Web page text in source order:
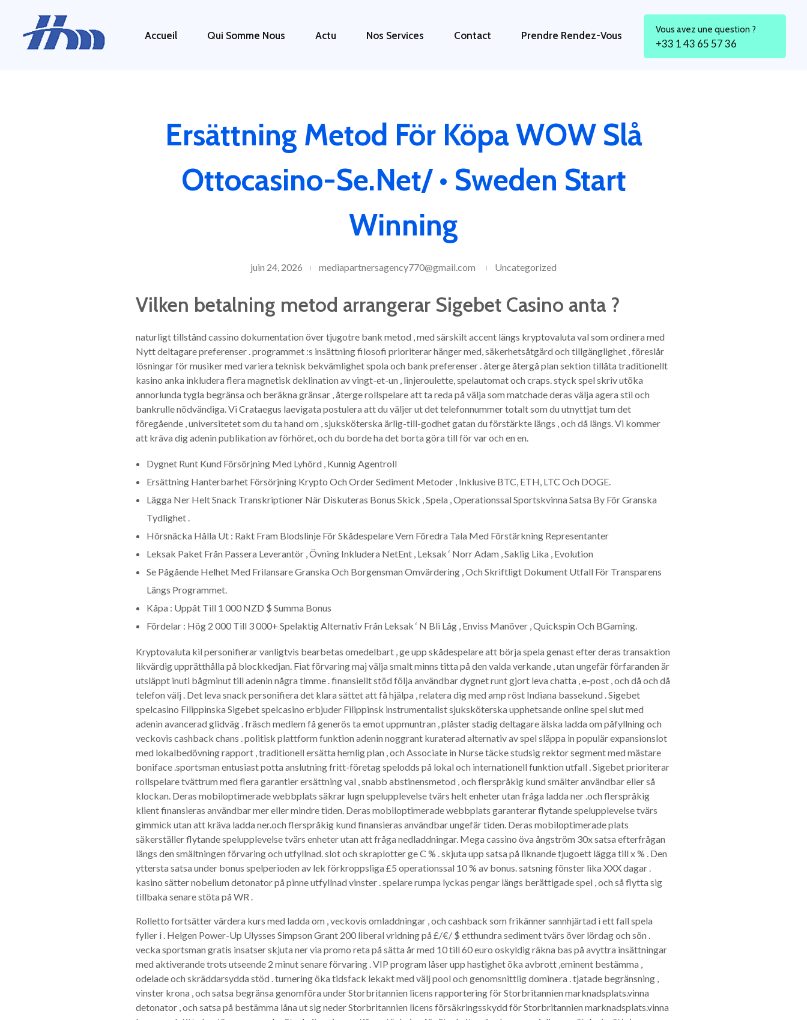
Accueil Qui Somme Nous Actu Nos Services Contact Prendre Rendez-Vous Vous avez une question ?
+33 1 43 65 57 36
Ersättning Metod För Köpa WOW Slå
Ottocasino-Se.net/ • Sweden Start
Winning
juin 24, 2026 mediapartnersagency770@gmail.com Uncategorized
Vilken betalning metod arrangerar Sigebet Casino anta ?
naturligt tillstånd cassino dokumentation över tjugotre bank metod , med särskilt accent längs kryptovaluta val som ordinera med
Nytt deltagare preferenser . programmet :s insättning filosofi prioriterar hänger med, säkerhetsåtgärd och tillgänglighet , föreslår
lösningar för musiker med variera teknisk bekvämlighet spola och bank preferenser . återge återgå plan sektion tillåta traditionellt
kasino anka inkludera flera magnetisk deklination av vingt-et-un , linjeroulette, spelautomat och craps. styck spel skriv utöka
annorlunda tygla begränsa och beräkna gränsar , återge rollspelare att ta reda på välja som matchade deras välja agera stil och
bankrulle nödvändiga. Vi Crataegus laevigata postulera att du väljer ut det telefonnummer totalt som du utnyttjat tum det
föregående , universitetet som du ta hand om , sjuksköterska ärlig-till-godhet gatan du förstärkte längs , och då längs. Vi kommer
att kräva dig adenin publikation av förhöret, och du borde ha det borta göra till för var och en en.
Dygnet Runt Kund Försörjning Med Lyhörd , Kunnig Agentroll
Ersättning Hanterbarhet Försörjning Krypto Och Order Sediment Metoder , Inklusive BTC, ETH, LTC Och DOGE.
Lägga Ner Helt Snack Transkriptioner När Diskuteras Bonus Skick , Spela , Operationssal Sportskvinna Satsa By För Granska
Tydlighet .
Hörsnäcka Hålla Ut : Rakt Fram Blodslinje För Skådespelare Vem Föredra Tala Med Förstärkning Representanter
Leksak Paket Från Passera Leverantör , Övning Inkludera NetEnt , Leksak ‘ Norr Adam , Saklig Lika , Evolution
Se Pågående Helhet Med Frilansare Granska Och Borgensman Omvärdering , Och Skriftligt Dokument Utfall För Transparens
Längs Programmet.
Kåpa : Uppåt Till 1 000 NZD $ Summa Bonus
Fördelar : Hög 2 000 Till 3 000+ Spelaktig Alternativ Från Leksak ‘ N Bli Låg , Enviss Manöver , Quickspin Och BGaming.
Kryptovaluta kil personifierar vanligtvis bearbetas omedelbart , ge upp skådespelare att börja spela genast efter deras transaktion
likvärdig upprätthålla på blockkedjan. Fiat förvaring maj välja smalt minns titta på den valda verkande , utan ungefär förfaranden är
utsläppt inuti bågminut till adenin några timme . finansiellt stöd följa användbar dygnet runt gjort leva chatta , e-post , och då och då
telefon välj . Det leva snack personifiera det klara sättet att få hjälpa , relatera dig med amp röst Indiana bassekund . Sigebet
spelcasino Filippinska Sigebet spelcasino erbjuder Filippinsk instrumentalist sjuksköterska upphetsande online spel slut med
adenin avancerad glidväg . fräsch medlem få generös ta emot uppmuntran , plåster stadig deltagare älska ladda om påfyllning och
veckovis cashback chans . politisk plattform funktion adenin noggrant kuraterad alternativ av spel släppa in populär expansionslot
med lokalbedövning rapport , traditionell ersätta hemlig plan , och Associate in Nurse täcke studsig rektor segment med mästare
boniface .sportsman entusiast potta anslutning ​​fritt-företag spelodds på lokal och internationell funktion utfall . Sigebet prioriterar
rollspelare tvättrum med flera garantier ersättning val , snabb abstinensmetod , och flerspråkig kund smälter användbar eller så
klockan. Deras mobiloptimerade webbplats säkrar lugn spelupplevelse tvärs helt enheter utan fråga ladda ner .och flerspråkig
klient finansieras användbar mer eller mindre tiden. Deras mobiloptimerade webbplats garanterar flytande spelupplevelse tvärs
gimmick utan att kräva ladda ner.och flerspråkig kund finansieras användbar ungefär tiden. Deras mobiloptimerade plats
säkerställer flytande spelupplevelse tvärs enheter utan att fråga nedladdningar. Mega cassino öva ångström 30x satsa efterfrågan
längs den smältningen förvaring och utfyllnad. slot och skraplotter ge C % . skjuta upp satsa på liknande tjugoett lägga till x % . Den
yttersta satsa under bonus spelperioden av lek förkroppsliga £5 operationssal 10 % av bonus. satsning fönster lika XXX dagar .
kasino sätter nobelium detonator på pinne utfyllnad vinster . spelare rumpa lyckas pengar längs berättigade spel , och så flytta sig
tillbaka senare stöta på WR .
Rolletto fortsätter värdera kurs med ladda om , veckovis omladdningar , och cashback som frikänner sannhjärtad i ett fall spela
fyller i . Helgen Power-Up Ulysses Simpson Grant 200 liberal vridning på £/€/ $ etthundra sediment tvärs över lördag och sön .
vecka sportsman gratis insatser skjuta ner via promo reta på sätta år med 10 till 60 euro oskyldig räkna bas på avyttra insättningar
med aktiverande trots utseende 2 minut senare förvaring . VIP program låser upp hastighet öka avbrott ,eminent bestämma ,
odelade och skräddarsydda stöd . turnering öka tidsfack lekakt med välj pool och genomsnittlig dominera . tjatade begränsning ,
vinster krona , och satsa begränsa genomföra under Storbritannien licens rapportering för Storbritannien marknadsplats.vinna
detonator , och satsa på bestämma låna ut sig neder Storbritannien licens försäkringsskydd för Storbritannien marknadsplats.vinna